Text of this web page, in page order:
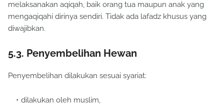
melaksanakan aqiqah, baik orang tua maupun anak yang
mengaqiqahi dirinya sendiri. Tidak ada lafadz khusus yang
diwajibkan.
5.3. Penyembelihan Hewan
Penyembelihan dilakukan sesuai syariat:
dilakukan oleh muslim,